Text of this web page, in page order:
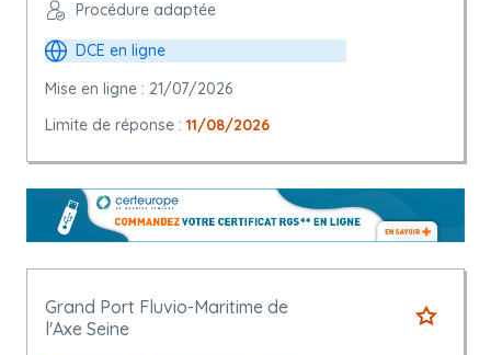
Procédure adaptée
DCE en ligne
Mise en ligne : 21/07/2026
Limite de réponse : 11/08/2026
Grand Port Fluvio-Maritime de
l'Axe Seine